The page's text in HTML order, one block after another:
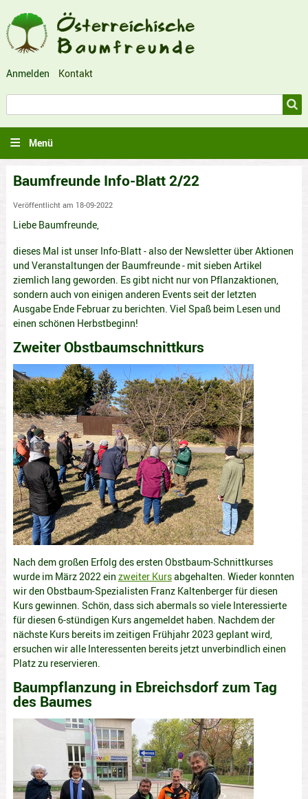
Benutzermenü
Anmelden Kontakt
Menü
Baumfreunde Info-Blatt 2/22
Veröffentlicht am 18-09-2022
Liebe Baumfreunde,
dieses Mal ist unser Info-Blatt - also der Newsletter über Aktionen
und Veranstaltungen der Baumfreunde - mit sieben Artikel
ziemlich lang geworden. Es gibt nicht nur von Pflanzaktionen,
sondern auch von einigen anderen Events seit der letzten
Ausgabe Ende Februar zu berichten. Viel Spaß beim Lesen und
einen schönen Herbstbeginn!
Zweiter Obstbaumschnittkurs
Nach dem großen Erfolg des ersten Obstbaum-Schnittkurses
wurde im März 2022 ein zweiter Kursabgehalten. Wieder konnten
wir den Obstbaum-Spezialisten Franz Kaltenberger für diesen
Kurs gewinnen. Schön, dass sich abermals so viele Interessierte
für diesen 6-stündigen Kurs angemeldet haben. Nachdem der
nächste Kurs bereits im zeitigen Frühjahr 2023 geplant wird,
ersuchen wir alle Interessenten bereits jetzt unverbindlich einen
Platz zu reservieren.
Baumpflanzung in Ebreichsdorf zum Tag
des Baumes